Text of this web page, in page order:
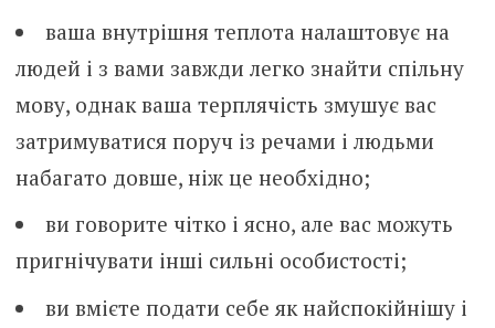
ваша внутрішня теплота налаштовує на
людей і з вами завжди легко знайти спільну
мову, однак ваша терплячість змушує вас
затримуватися поруч із речами і людьми
набагато довше, ніж це необхідно;
ви говорите чітко і ясно, але вас можуть
пригнічувати інші сильні особистості;
ви вмієте подати себе як найспокійнішу і